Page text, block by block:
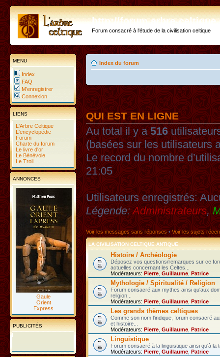
http://forum.arbre-
Forum consacré à l'étude de la civilisation celtique
MENU
Index
FAQ
M’enregistrer
Connexion
LIENS
L'Arbre Celtique
L'encyclopédie
Forum
Charte du forum
Le livre d'or
Le Bénévole
Le Troll
ANNONCES
Gaule
Orient
Express
PUBLICITÉS
Index du forum
QUI EST EN LIGNE
Au total il y a516
(basées sur les utilisateurs
Le record du nombre
21:05
Utilisateurs enregistrés:
Légende:Administrateurs,
Voir les messages sans réponses•Voir les sujets
LA CIVILISATION CELTIQUE ANTIQUE
Histoire / Archéologie
Déposez vos questions/remarques sur ce
actuelles concernant les Celtes...
Modérateurs: Pierre Guillaume Patrice
Mythologie / Spiritualité / Religion
Forum consacré aux mythes ainsi qu'aux
religion...
Modérateurs: Pierre Guillaume Patrice
Les grands thèmes celtiques
Comme son nom l'indique, forum consacré
et histoire...
Modérateurs: Pierre Guillaume Patrice
Linguistique
Forum consacré à la linguistique ainsi qu'à la
Modérateurs: Pierre Guillaume Patrice